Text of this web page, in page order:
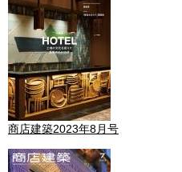
商店建築2023年8月号